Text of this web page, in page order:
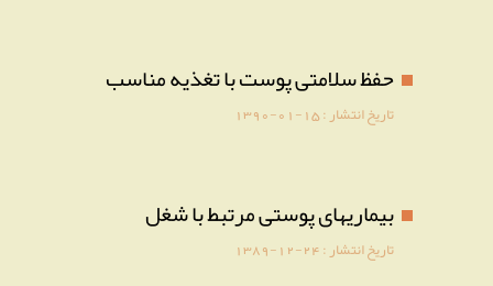
حفظ سلامتی پوست با تغذیه مناسب
تاریخ انتشار :1390-01-15
بیماریهای پوستی مرتبط با شغل
تاریخ انتشار :1389-12-24